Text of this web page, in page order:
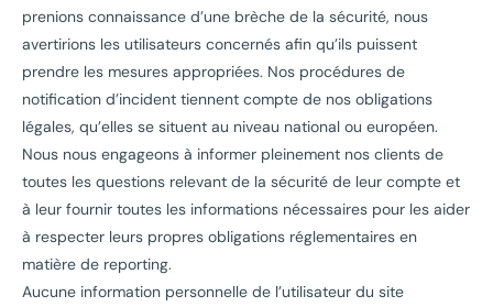
prenions connaissance d’une brèche de la sécurité, nous
avertirions les utilisateurs concernés afin qu’ils puissent
prendre les mesures appropriées. Nos procédures de
notification d’incident tiennent compte de nos obligations
légales, qu’elles se situent au niveau national ou européen.
Nous nous engageons à informer pleinement nos clients de
toutes les questions relevant de la sécurité de leur compte et
à leur fournir toutes les informations nécessaires pour les aider
à respecter leurs propres obligations réglementaires en
matière de reporting.
Aucune information personnelle de l’utilisateur du site